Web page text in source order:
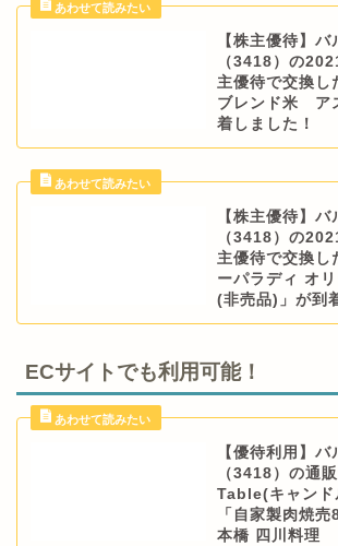
【株主優待】
（3418）の
主優待で交換し
ブレンド米 ア
着しました！
【株主優待】
（3418）の
主優待で交換し
ーパラディ オ
(非売品)」が到
ECサイトでも利用可能！
【優待利用】
（3418）の通
Table(キャンド
「自家製肉焼
本橋 四川料理